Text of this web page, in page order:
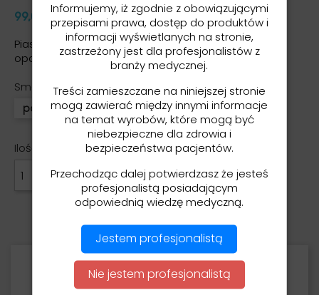
99,00 zł
Piasek do profilaktycznego piaskowania zębów -
opakowanie 300g - trzy smaki
Smak
porzeczka cytryna wiśnia
Ilość
 DODAJ DO KOSZYKA
Informujemy, iż zgodnie z obowiązującymi
przepisami prawa, dostęp do produktów i
informacji wyświetlanych na stronie,
zastrzeżony jest dla profesjonalistów z
branży medycznej.
Treści zamieszczane na niniejszej stronie
mogą zawierać między innymi informacje
na temat wyrobów, które mogą być
niebezpieczne dla zdrowia i
bezpieczeństwa pacjentów.
Przechodząc dalej potwierdzasz że jesteś
profesjonalistą posiadającym
odpowiednią wiedzę medyczną.
Jestem profesjonalistą
Nie jestem profesjonalistą